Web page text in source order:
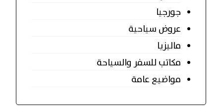
جورجيا
عروض سياحية
ماليزيا
مكاتب للسفر والسياحة
مواضيع عامة